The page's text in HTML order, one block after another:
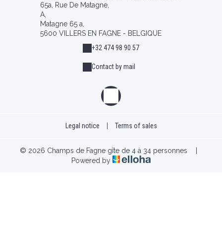
65a, Rue De Matagne,
A,
Matagne 65 a,
5600 VILLERS EN FAGNE - BELGIQUE
+32 474 98 90 57
Contact by mail
Legal notice Terms of sales
© 2026 Champs de Fagne gîte de 4 à 34 personnes
Powered by